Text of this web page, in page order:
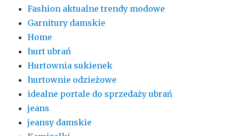
Fashion aktualne trendy modowe
Garnitury damskie
Home
hurt ubrań
Hurtownia sukienek
hurtownie odzieżowe
idealne portale do sprzedaży ubrań
jeans
jeansy damskie